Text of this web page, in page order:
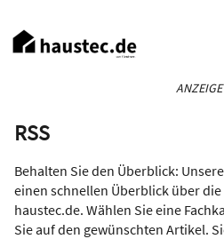
zum
Inhalt
ANZEIGE
RSS
Behalten Sie den Überblick:
einen schnellen Überblick über
haustec.de. Wählen Sie eine
Sie auf den gewünschten Artikel.